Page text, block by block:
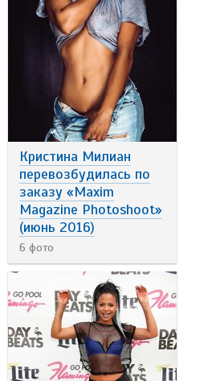
Кристина Милиан
перевозбудилась по
заказу «Maxim
Magazine Photoshoot»
(июнь 2016)
6 фото